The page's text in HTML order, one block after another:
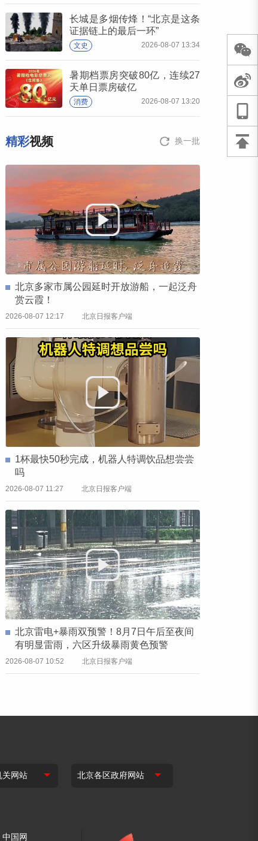
长城是多烟传烽！“北京是这条
证据链上的最后一环”
文史 2026-08-07 13:34
暑期档票房突破80亿，连续27
天单日票房破亿
消费 2026-08-07 13:20
精彩视频 换一批
北京多家市属公园延时开放游船，一起泛舟
赏云霞！
2026-08-07 12:17 北京日报客户端
1杯最快50秒完成，机器人特调饮品想尝尝
吗
2026-08-07 11:27 北京日报客户端
北京雷电+暴雨双预警！8月7日午后至夜间
有明显雷雨，六区升级暴雨黄色预警
2026-08-07 10:52 北京日报客户端
中国网